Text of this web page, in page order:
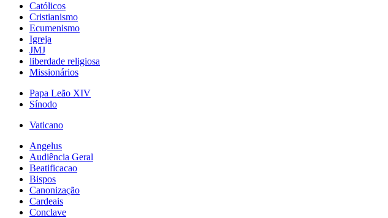
Católicos
Cristianismo
Ecumenismo
Igreja
JMJ
liberdade religiosa
Missionários
Papa Leão XIV
Sínodo
Vaticano
Angelus
Audiência Geral
Beatificacao
Bispos
Canonização
Cardeais
Conclave